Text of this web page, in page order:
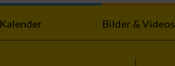
Kalender Bilder & Videos